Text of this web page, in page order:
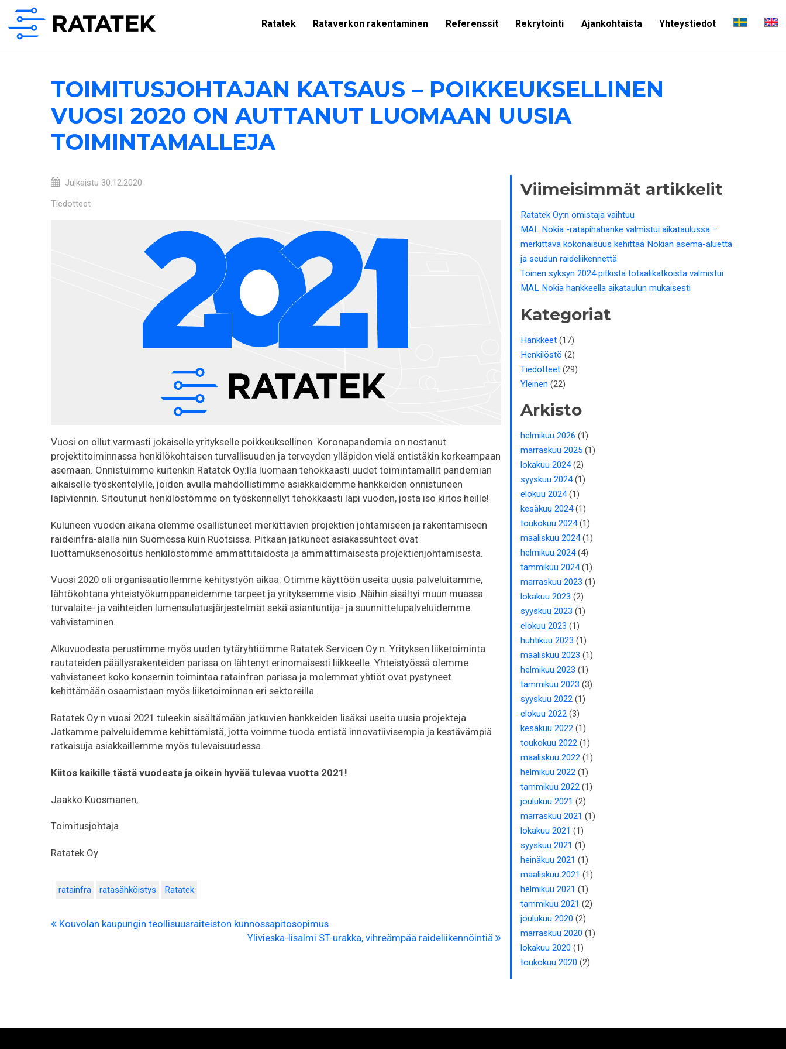
Ratatek Rataverkon rakentaminen Referenssit Rekrytointi Ajankohtaista Yhteystiedot
TOIMITUSJOHTAJAN KATSAUS – POIKKEUKSELLINEN
VUOSI 2020 ON AUTTANUT LUOMAAN UUSIA
TOIMINTAMALLEJA
Julkaistu 30.12.2020
Tiedotteet
Vuosi on ollut varmasti jokaiselle yritykselle poikkeuksellinen. Koronapandemia on nostanut
projektitoiminnassa henkilökohtaisen turvallisuuden ja terveyden ylläpidon vielä entistäkin korkeampaan
asemaan. Onnistuimme kuitenkin Ratatek Oy:lla luomaan tehokkaasti uudet toimintamallit pandemian
aikaiselle työskentelylle, joiden avulla mahdollistimme asiakkaidemme hankkeiden onnistuneen
läpiviennin. Sitoutunut henkilöstömme on työskennellyt tehokkaasti läpi vuoden, josta iso kiitos heille!
Kuluneen vuoden aikana olemme osallistuneet merkittävien projektien johtamiseen ja rakentamiseen
raideinfra-alalla niin Suomessa kuin Ruotsissa. Pitkään jatkuneet asiakassuhteet ovat
luottamuksenosoitus henkilöstömme ammattitaidosta ja ammattimaisesta projektienjohtamisesta.
Vuosi 2020 oli organisaatiollemme kehitystyön aikaa. Otimme käyttöön useita uusia palveluitamme,
lähtökohtana yhteistyökumppaneidemme tarpeet ja yrityksemme visio. Näihin sisältyi muun muassa
turvalaite- ja vaihteiden lumensulatusjärjestelmät sekä asiantuntija- ja suunnittelupalveluidemme
vahvistaminen.
Alkuvuodesta perustimme myös uuden tytäryhtiömme Ratatek Servicen Oy:n. Yrityksen liiketoiminta
rautateiden päällysrakenteiden parissa on lähtenyt erinomaisesti liikkeelle. Yhteistyössä olemme
vahvistaneet koko konsernin toimintaa ratainfran parissa ja molemmat yhtiöt ovat pystyneet
kehittämään osaamistaan myös liiketoiminnan eri sektoreilla.
Ratatek Oy:n vuosi 2021 tuleekin sisältämään jatkuvien hankkeiden lisäksi useita uusia projekteja.
Jatkamme palveluidemme kehittämistä, jotta voimme tuoda entistä innovatiivisempia ja kestävämpiä
ratkaisuja asiakkaillemme myös tulevaisuudessa.
Kiitos kaikille tästä vuodesta ja oikein hyvää tulevaa vuotta 2021!
Jaakko Kuosmanen,
Toimitusjohtaja
Ratatek Oy
ratainfra ratasähköistys Ratatek
Kouvolan kaupungin teollisuusraiteiston kunnossapitosopimus
Ylivieska-Iisalmi ST-urakka, vihreämpää raideliikennöintiä
Viimeisimmät artikkelit
Ratatek Oy:n omistaja vaihtuu
MAL Nokia -ratapihahanke valmistui aikataulussa –
merkittävä kokonaisuus kehittää Nokian asema-aluetta
ja seudun raideliikennettä
Toinen syksyn 2024 pitkistä totaalikatkoista valmistui
MAL Nokia hankkeella aikataulun mukaisesti
Kategoriat
Hankkeet (17)
Henkilöstö (2)
Tiedotteet (29)
Yleinen (22)
Arkisto
helmikuu 2026 (1)
marraskuu 2025 (1)
lokakuu 2024(2)
syyskuu 2024(1)
elokuu 2024(1)
kesäkuu 2024(1)
toukokuu 2024(1)
maaliskuu 2024(1)
helmikuu 2024(4)
tammikuu 2024(1)
marraskuu 2023 (1)
lokakuu 2023 (2)
syyskuu 2023 (1)
elokuu 2023 (1)
huhtikuu 2023 (1)
maaliskuu 2023 (1)
helmikuu 2023 (1)
tammikuu 2023 (3)
syyskuu 2022 (1)
elokuu 2022 (3)
kesäkuu 2022 (1)
toukokuu 2022 (1)
maaliskuu 2022 (1)
helmikuu 2022 (1)
tammikuu 2022 (1)
joulukuu 2021 (2)
marraskuu 2021 (1)
lokakuu 2021 (1)
syyskuu 2021 (1)
heinäkuu 2021 (1)
maaliskuu 2021 (1)
helmikuu 2021 (1)
tammikuu 2021 (2)
joulukuu 2020 (2)
marraskuu 2020 (1)
lokakuu 2020 (1)
toukokuu 2020 (2)